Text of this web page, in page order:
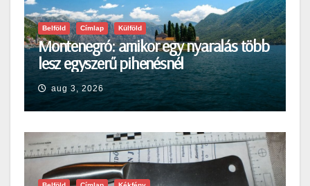
Belföld Címlap Külföld
Montenegró: amikor egy nyaralás több
lesz egyszerű pihenésnél
aug 3, 2026